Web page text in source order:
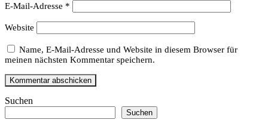
E-Mail-Adresse *
Website
Name, E-Mail-Adresse und Website in diesem Browser für
meinen nächsten Kommentar speichern.
Suchen
Suchen